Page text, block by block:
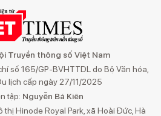
Truyền thông số Việt Nam
số 165/GP-BVHTTDL do Bộ Văn hóa,
lịch cấp ngày 27/11/2025
tập: Nguyễn Bá Kiên
thị Hinode Royal Park, xã Hoài Đức, Hà